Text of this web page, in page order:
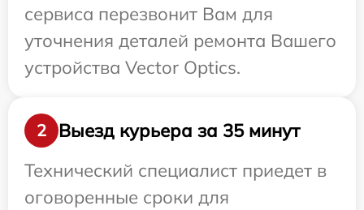
сервиса перезвонит Вам для
уточнения деталей ремонта Вашего
устройства Vector Optics.
2
Выезд курьера за 35 минут
Технический специалист приедет в
оговоренные сроки для